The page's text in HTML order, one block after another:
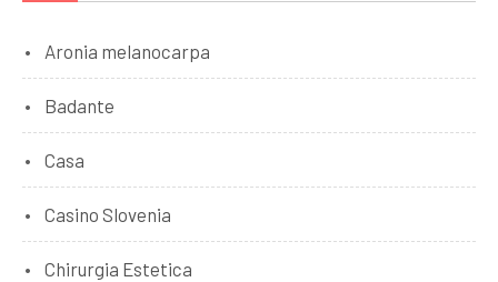
Aronia melanocarpa
Badante
Casa
Casino Slovenia
Chirurgia Estetica